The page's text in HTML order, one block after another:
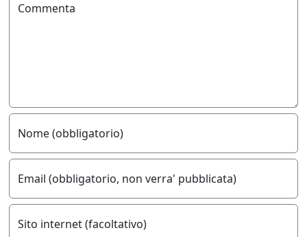
Commenta
Nome (obbligatorio)
Email (obbligatorio, non verra' pubblicata)
Sito internet (facoltativo)